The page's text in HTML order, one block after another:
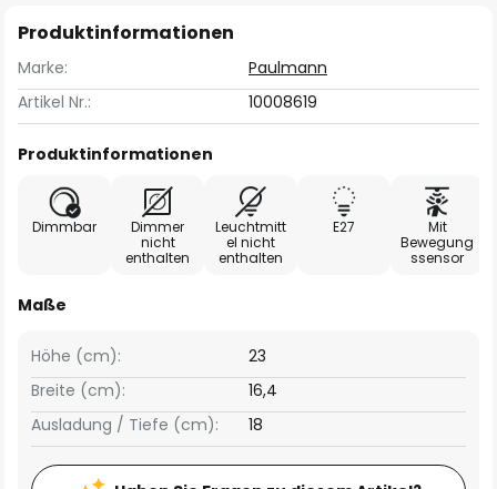
Produktinformationen
Marke:
Paulmann
Artikel Nr.:
10008619
Produktinformationen
Dimmbar
Dimmer
nicht
enthalten
Leuchtmitt
el nicht
enthalten
E27
Mit
Bewegung
ssensor
Maße
Breite (cm): 16,4
Höhe (cm): 23
Ausladung / Tiefe (cm): 18